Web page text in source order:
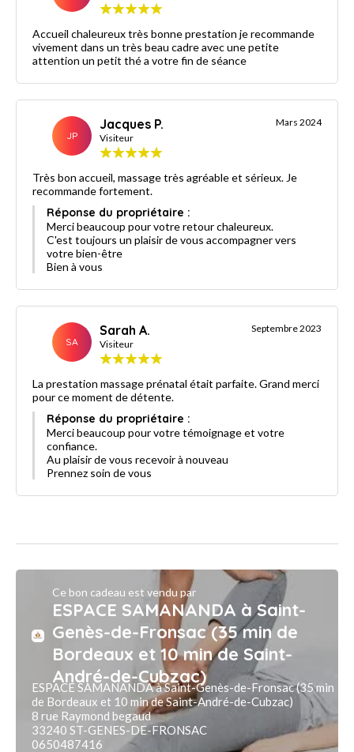
Accueil chaleureux très bonne prestation je recommande
vivement dans un très beau cadre avec une petite
attention un petit thé a votre fin de séance
JP
Jacques P.
Visiteur
Mars 2024
Très bon accueil, massage très agréable et sérieux. Je
recommande fortement.
Réponse du propriétaire :
Merci beaucoup pour votre retour chaleureux.
C'est toujours un plaisir de vous accompagner vers
votre bien-être
Bien à vous
SA
Sarah A.
Visiteur
Septembre 2023
La prestation massage prénatal était parfaite. Grand merci
pour ce moment de détente.
Réponse du propriétaire :
Merci beaucoup pour votre témoignage et votre
confiance.
Au plaisir de vous recevoir à nouveau
Prennez soin de vous
Ce bon cadeau est vendu par
ESPACE SAMANANDA à Saint-
Genès-de-Fronsac (35 min de
Bordeaux et 10 min de Saint-
André-de-Cubzac)
ESPACE SAMANANDA à Saint-Genès-de-Fronsac (35 min
de Bordeaux et 10 min de Saint-André-de-Cubzac)
8 rue Raymond begaud
33240 ST-GENES-DE-FRONSAC
0650487416